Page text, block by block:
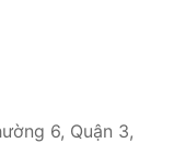
6, Quận 3,